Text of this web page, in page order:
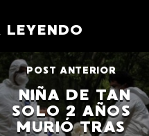
LEYENDO
POST ANTERIOR
NIÑA DE TAN
SOLO 2 AÑOS
MURIÓ TRAS